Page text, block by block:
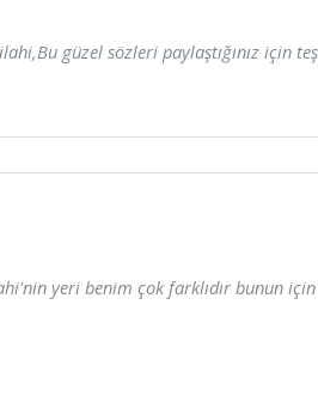
güzel sözleri paylaştığınız için
yeri benim çok farklıdır bunun